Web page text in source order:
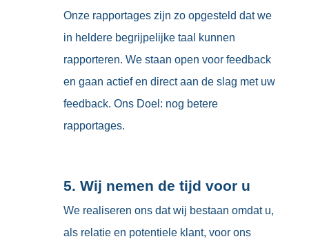
Onze rapportages zijn zo opgesteld dat we
in heldere begrijpelijke taal kunnen
rapporteren. We staan open voor feedback
en gaan actief en direct aan de slag met uw
feedback. Ons Doel: nog betere
rapportages.
5. Wij nemen de tijd voor u
We realiseren ons dat wij bestaan omdat u,
als relatie en potentiele klant, voor ons